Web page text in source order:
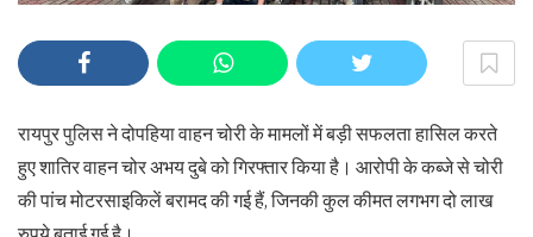
रायपुर पुलिस ने दोपहिया वाहन चोरी के मामलों में बड़ी सफलता हासिल करते
हुए शातिर वाहन चोर अभय दुबे को गिरफ्तार किया है। आरोपी के कब्जे से चोरी
की पांच मोटरसाइकिलें बरामद की गई हैं, जिनकी कुल कीमत लगभग दो लाख